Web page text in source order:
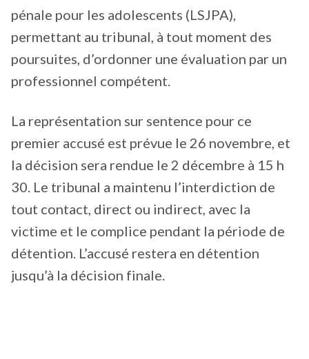
pénale pour les adolescents (LSJPA),
permettant au tribunal, à tout moment des
poursuites, d’ordonner une évaluation par un
professionnel compétent.
La représentation sur sentence pour ce
premier accusé est prévue le 26 novembre, et
la décision sera rendue le 2 décembre à 15 h
30. Le tribunal a maintenu l’interdiction de
tout contact, direct ou indirect, avec la
victime et le complice pendant la période de
détention. L’accusé restera en détention
jusqu’à la décision finale.